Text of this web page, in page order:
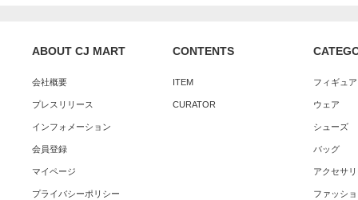
ABOUT CJ MART
会社概要
プレスリリース
インフォメーション
会員登録
マイページ
プライバシーポリシー
CONTENTS
ITEM
CURATOR
フィギュ
ウェア
シューズ
バッグ
アクセサ
ファッシ